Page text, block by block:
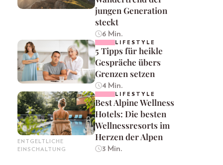
jungen Generation
steckt
6 Min.
LIFESTYLE
5 Tipps für heikle
Gespräche übers
Grenzen setzen
4 Min.
ENTGELTLICHE
EINSCHALTUNG
LIFESTYLE
Best Alpine Wellness
Hotels: Die besten
Wellnessresorts im
Herzen der Alpen
3 Min.